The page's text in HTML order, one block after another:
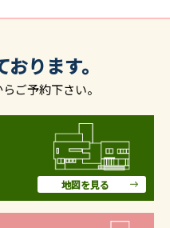
ります。
ご予約下さい。
地図を見る